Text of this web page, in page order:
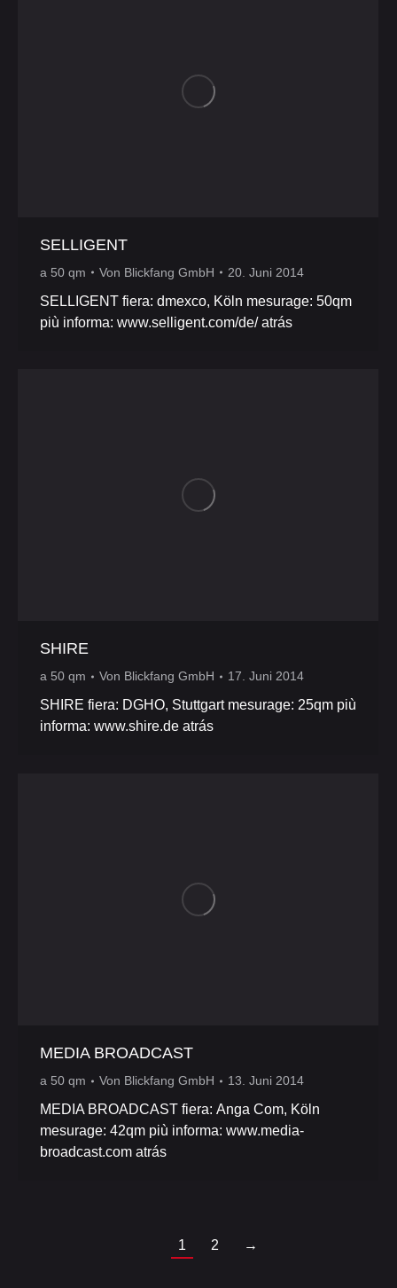
SELLIGENT
a 50 qm Von Blickfang GmbH 20. Juni 2014
SELLIGENT fiera: dmexco, Köln mesurage: 50qm
più informa: www.selligent.com/de/ atrás
SHIRE
a 50 qm Von Blickfang GmbH 17. Juni 2014
SHIRE fiera: DGHO, Stuttgart mesurage: 25qm più
informa: www.shire.de atrás
MEDIA BROADCAST
a 50 qm Von Blickfang GmbH 13. Juni 2014
MEDIA BROADCAST fiera: Anga Com, Köln
mesurage: 42qm più informa: www.media-
broadcast.com atrás
1 2 →